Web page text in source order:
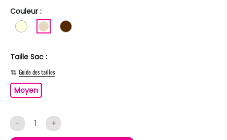
Couleur :
BLANC ECRU
BEIGE MARRON
Taille Sac :
Guide des tailles
MoyenMoyen
- +